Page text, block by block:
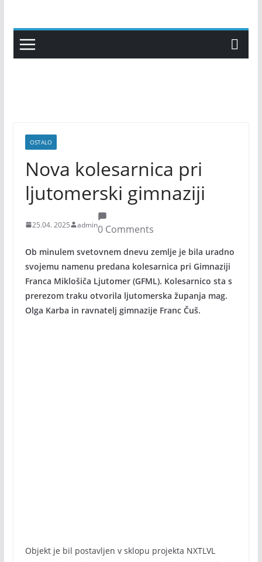
content
OSTALO
Nova kolesarnica pri
ljutomerski gimnaziji
25.04. 2025 admin0 Comments
Ob minulem svetovnem dnevu zemlje je bila uradno
svojemu namenu predana kolesarnica pri Gimnaziji
Franca Miklošiča Ljutomer (GFML). Kolesarnico sta s
prerezom traku otvorila ljutomerska županja mag.
Olga Karba in ravnatelj gimnazije Franc Čuš.
Objekt je bil postavljen v sklopu projekta NXTLVL